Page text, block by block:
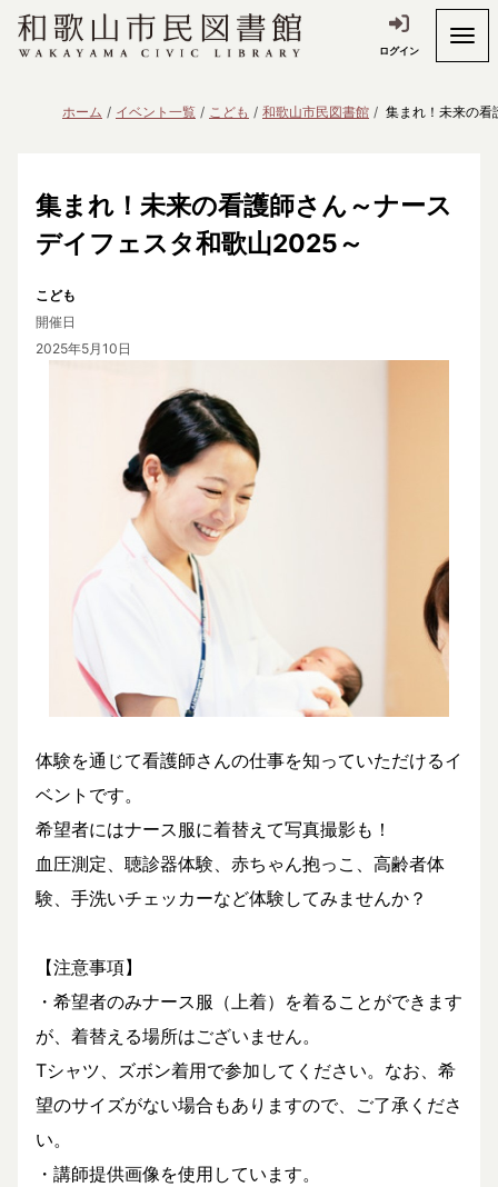
ログイン
ホーム イベント一覧 こども 和歌山市民図書館 集まれ！未来の
集まれ！未来の看護師さん～ナース
デイフェスタ和歌山2025～
こども
開催日
2025年5月10日
体験を通じて看護師さんの仕事を知っていただけるイ
ベントです。
希望者にはナース服に着替えて写真撮影も！
血圧測定、聴診器体験、赤ちゃん抱っこ、高齢者体
験、手洗いチェッカーなど体験してみませんか？
【注意事項】
・希望者のみナース服（上着）を着ることができます
が、着替える場所はございません。
Tシャツ、ズボン着用で参加してください。なお、希
望のサイズがない場合もありますので、ご了承くださ
い。
・講師提供画像を使用しています。